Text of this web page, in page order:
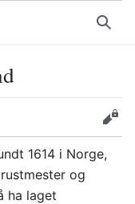
Søk
Rediger
1614 i Norge,
og
ha laget